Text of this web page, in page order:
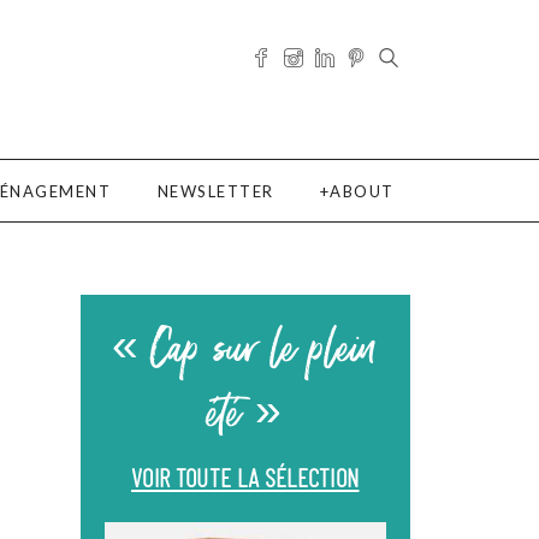
NEWSLETTER ABOUT
« Cap sur le plein
été »
VOIR TOUTE LA SÉLECTION